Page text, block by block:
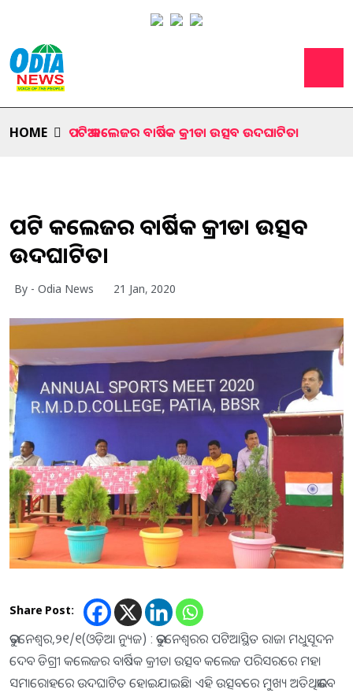
HOME ପଟିଆ କଲେଜର ବାର୍ଷିକ କ୍ରୀଡା ଉତ୍ସବ ଉଦଘାଟିତ।
ପଟିଆ କଲେଜର ବାର୍ଷିକ କ୍ରୀଡା ଉତ୍ସବ
ଉଦଘାଟିତ।
By - Odia News 21 Jan, 2020
Share Post:
ଭୁବନେଶ୍ବର,୨୧/୧(ଓଡ଼ିଆ ନ୍ୟୁଜ) : ଭୁବନେଶ୍ବରର ପଟିଆସ୍ଥିତ ରାଜା ମଧୁସୂଦନ
ଦେବ ଡିଗ୍ରୀ କଲେଜର ବାର୍ଷିକ କ୍ରୀଡା ଉତ୍ସବ କଲେଜ ପରିସରରେ ମହା
ସମାରୋହରେ ଉଦଘାଟିତ ହୋଇଯାଇଛି। ଏହି ଉତ୍ସବରେ ମୁଖ୍ୟ ଅତିଥିଭାବେ